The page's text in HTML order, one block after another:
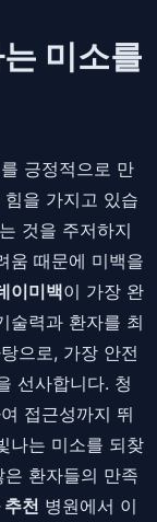
미소를
긍정적으로 만
을 가지고 있습
것을 주저하지
움 때문에 미백을
이미백이 가장 완
술력과 환자를 최
으로, 가장 안전
선사합니다. 청
접근성까지 뛰
나는 미소를 되찾
환자들의 만족
추천 병원에서 이